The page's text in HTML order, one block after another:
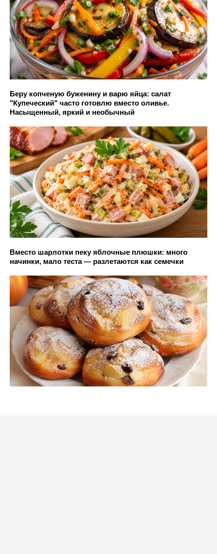
Беру копченую буженину и варю яйца: салат
"Купеческий" часто готовлю вместо оливье.
Насыщенный, яркий и необычный
Вместо шарлотки пеку яблочные плюшки: много
начинки, мало теста — разлетаются как семечки